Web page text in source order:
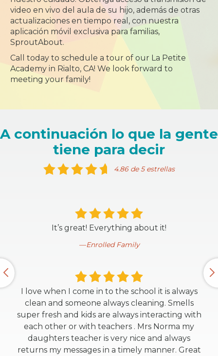
video en vivo del aula de su hijo, además de otras
actualizaciones en tiempo real, con nuestra
aplicación móvil exclusiva para familias,
SproutAbout.
Call today to schedule a tour of our La Petite
Academy in Rialto, CA! We look forward to
meeting your family!
A continuación lo que la gente
tiene para decir
4.86 de 5 estrellas
It’s great! Everything about it!
Enrolled Family
I love when I come in to the school it is always
clean and someone always cleaning. Smells
super fresh and kids are always interacting with
each other or with teachers . Mrs Norma my
daughters teacher is very nice and always
returns my messages in a timely manner. Great